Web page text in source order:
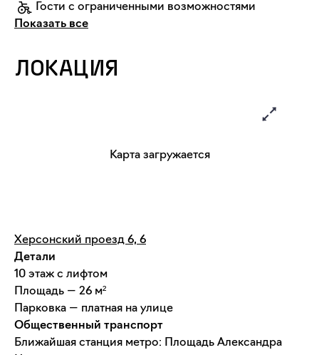
Гости с ограниченными возможностями
Показать все
ЛОКАЦИЯ
Карта загружается
Херсонский проезд 6, 6
Детали
10 этаж с лифтом
Площадь — 26 м²
Парковка — платная на улице
Общественный транспорт
Ближайшая станция метро: Площадь Александра